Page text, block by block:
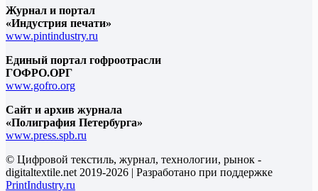
Журнал и портал
«Индустрия печати»
www.pintindustry.ru
Единый портал гофроотрасли
ГОФРО.ОРГ
www.gofro.org
Сайт и архив журнала
«Полиграфия Петербурга»
www.press.spb.ru
© Цифровой текстиль, журнал, технологии, рынок -
digitaltextile.net 2019-2026 | Разработано при поддержке
PrintIndustry.ru